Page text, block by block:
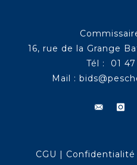
16, rue de la Grange
Tél : 01
Mail :
CGU | Confidentialité